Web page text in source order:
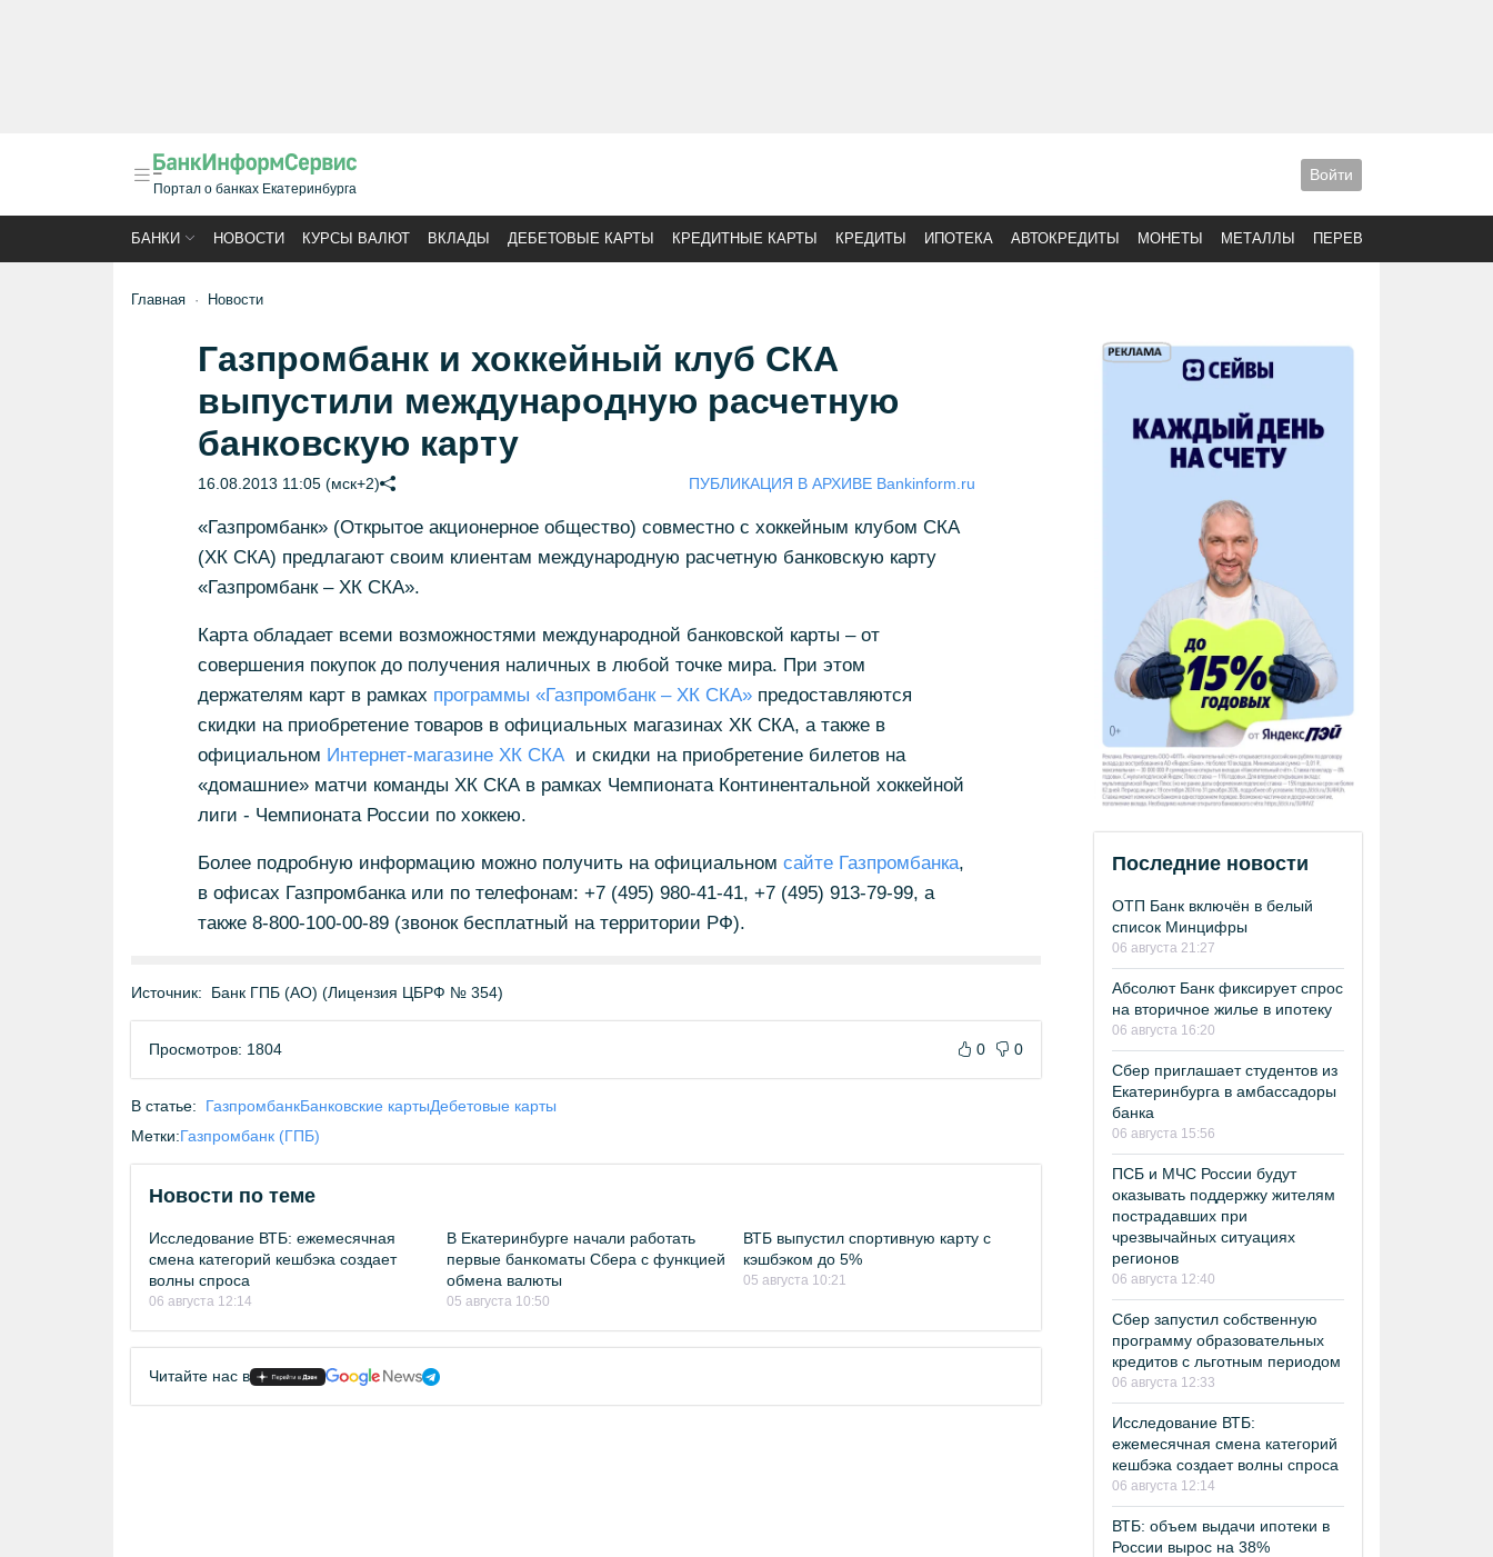
Портал о банках Екатеринбурга
Войти
БАНКИ НОВОСТИ КУРСЫ ВАЛЮТ ВКЛАДЫ ДЕБЕТОВЫЕ КАРТЫ КРЕДИТНЫЕ КАРТЫ КРЕДИТЫ ИПОТЕКА АВТОКРЕДИТЫ МОНЕТЫ МЕТАЛЛЫ ПЕРЕВОДЫ
Главная Новости
Газпромбанк и хоккейный клуб СКА
выпустили международную расчетную
банковскую карту
16.08.2013 11:05 (мск+2) ПУБЛИКАЦИЯ В АРХИВЕ Bankinform.ru
«Газпромбанк» (Открытое акционерное общество) совместно с хоккейным клубом СКА
(ХК СКА) предлагают своим клиентам международную расчетную банковскую карту
«Газпромбанк – ХК СКА».
Карта обладает всеми возможностями международной банковской карты – от
совершения покупок до получения наличных в любой точке мира. При этом
держателям карт в рамках программы «Газпромбанк – ХК СКА»предоставляются
скидки на приобретение товаров в официальных магазинах ХК СКА, а также в
официальном Интернет-магазине ХК СКА и скидки на приобретение билетов на
«домашние» матчи команды ХК СКА в рамках Чемпионата Континентальной хоккейной
лиги - Чемпионата России по хоккею.
Более подробную информацию можно получить на официальном сайте Газпромбанка,
в офисах Газпромбанка или по телефонам: +7 (495) 980-41-41, +7 (495) 913-79-99, а
также 8-800-100-00-89 (звонок бесплатный на территории РФ).
Источник: Банк ГПБ (АО) (Лицензия ЦБРФ № 354)
Просмотров: 1804 0 0
В статье: ГазпромбанкБанковские картыДебетовые карты
Метки:Газпромбанк (ГПБ)
Новости по теме
Исследование ВТБ: ежемесячная
смена категорий кешбэка создает
волны спроса
06 августа 12:14
В Екатеринбурге начали работать
первые банкоматы Сбера с функцией
обмена валюты
05 августа 10:50
ВТБ выпустил спортивную карту с
кэшбэком до 5%
05 августа 10:21
Читайте нас в
Последние новости
ОТП Банк включён в белый
список Минцифры
06 августа 21:27
Абсолют Банк фиксирует спрос
на вторичное жилье в ипотеку
06 августа 16:20
Сбер приглашает студентов из
Екатеринбурга в амбассадоры
банка
06 августа 15:56
ПСБ и МЧС России будут
оказывать поддержку жителям
пострадавших при
чрезвычайных ситуациях
регионов
06 августа 12:40
Сбер запустил собственную
программу образовательных
кредитов с льготным периодом
06 августа 12:33
Исследование ВТБ:
ежемесячная смена категорий
кешбэка создает волны спроса
06 августа 12:14
ВТБ: объем выдачи ипотеки в
России вырос на 38%